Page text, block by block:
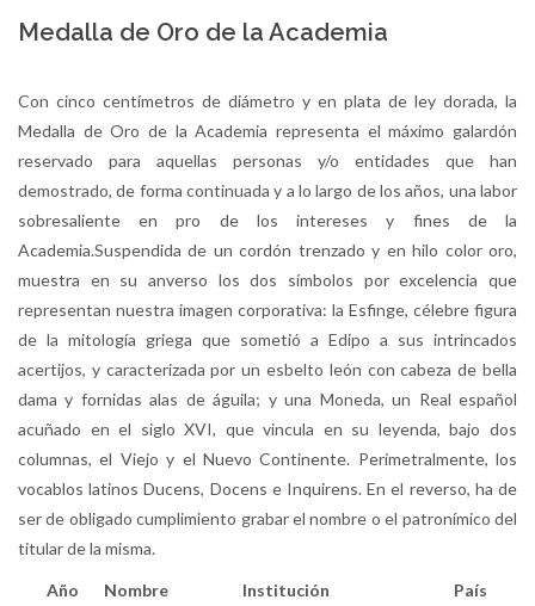
Medalla de Oro de la Academia
Con cinco centímetros de diámetro y en plata de ley dorada, la
Medalla de Oro de la Academia representa el máximo galardón
reservado para aquellas personas y/o entidades que han
demostrado, de forma continuada y a lo largo de los años, una labor
sobresaliente en pro de los intereses y fines de la
Academia.Suspendida de un cordón trenzado y en hilo color oro,
muestra en su anverso los dos símbolos por excelencia que
representan nuestra imagen corporativa: la Esfinge, célebre figura
de la mitología griega que sometió a Edipo a sus intrincados
acertijos, y caracterizada por un esbelto león con cabeza de bella
dama y fornidas alas de águila; y una Moneda, un Real español
acuñado en el siglo XVI, que vincula en su leyenda, bajo dos
columnas, el Viejo y el Nuevo Continente. Perimetralmente, los
vocablos latinos Ducens, Docens e Inquirens. En el reverso, ha de
ser de obligado cumplimiento grabar el nombre o el patronímico del
titular de la misma.
Año Nombre Institución País